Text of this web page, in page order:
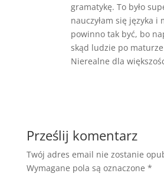
gramatykę. To było
nauczyłam się języka i
powinno tak być, bo
skąd ludzie po
Nierealne dla
Prześlij komentarz
Twój adres email nie zostanie
Wymagane pola są oznaczone *